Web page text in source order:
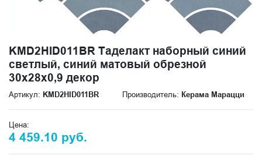
KMD2HID011BR Таделакт наборный синий
светлый, синий матовый обрезной
30x28x0,9 декор
Артикул: KMD2HID011BR Производитель: Керама Марацци
Цена:
4 459.10 руб.